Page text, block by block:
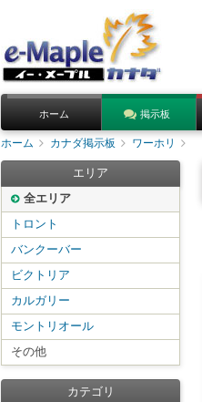
ホーム 掲示板
ホーム カナダ掲示板 ワーホリ
エリア
全エリア
トロント
バンクーバー
ビクトリア
カルガリー
モントリオール
その他
カテゴリ